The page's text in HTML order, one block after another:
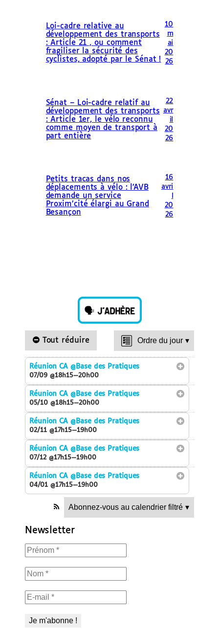
Loi-cadre relative au
développement des transports
: Article 21 , ou comment
fragiliser la sécurité des
cyclistes, adopté par le Sénat !
10
m
ai
20
26
Sénat – Loi-cadre relatif au
développement des transports
: Article 1er, le vélo reconnu
comme moyen de transport à
part entière
22
avr
il
20
26
Petits tracas dans nos
déplacements à vélo : l’AVB
demande un service
Proxim’cité élargi au Grand
Besançon
16
avri
20
26
Tout réduire Ordre du jour ▾
Réunion CA@Base des Pratiques
07/09 @18h15—20h00
Réunion CA@Base des Pratiques
05/10 @18h15—20h00
Réunion CA@Base des Pratiques
02/11 @17h15—19h00
Réunion CA@Base des Pratiques
07/12 @17h15—19h00
Réunion CA@Base des Pratiques
04/01 @17h15—19h00
Abonnez-vous au calendrier filtré ▾
Newsletter